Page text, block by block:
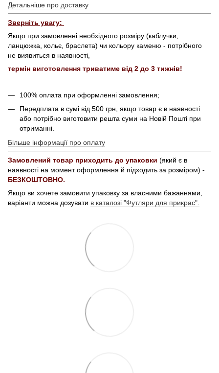
Детальніше про доставку
Зверніть увагу:
Якщо при замовленні необхідного розміру (каблучки,
ланцюжка, кольє, браслета) чи кольору каменю - потрібного
не виявиться в наявності,
термін виготовлення триватиме від 2 до 3 тижнів!
100% оплата при оформленні замовлення;
Передплата в сумі від 500 грн, якщо товар є в наявності
або потрібно виготовити решта суми на Новій Пошті при
отриманні.
Більше інформації про оплату
Замовлений товар приходить до упаковки (який є в
наявності на момент оформлення й підходить за розміром) -
БЕЗКОШТОВНО.
Якщо ви хочете замовити упаковку за власними бажаннями,
варіанти можна дозувати в каталозі "Футляри для прикрас".